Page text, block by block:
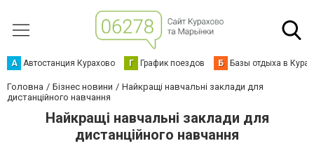
А Автостанция Курахово Г График поездов Б Базы отдыха в
Головна Бізнес новини
Найкращі навчальні заклади для
дистанційного навчання
Найкращі навчальні заклади для
дистанційного навчання